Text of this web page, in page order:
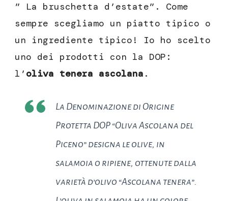
” La bruschetta d’estate”. Come
sempre scegliamo un piatto tipico o
un ingrediente tipico! Io ho scelto
uno dei prodotti con la DOP:
l’ oliva tenera ascolana .
La Denominazione di Origine
Protetta DOP “Oliva Ascolana del
Piceno” designa le olive, in
salamoia o ripiene, ottenute dalla
varietà d’olivo “Ascolana tenera”.